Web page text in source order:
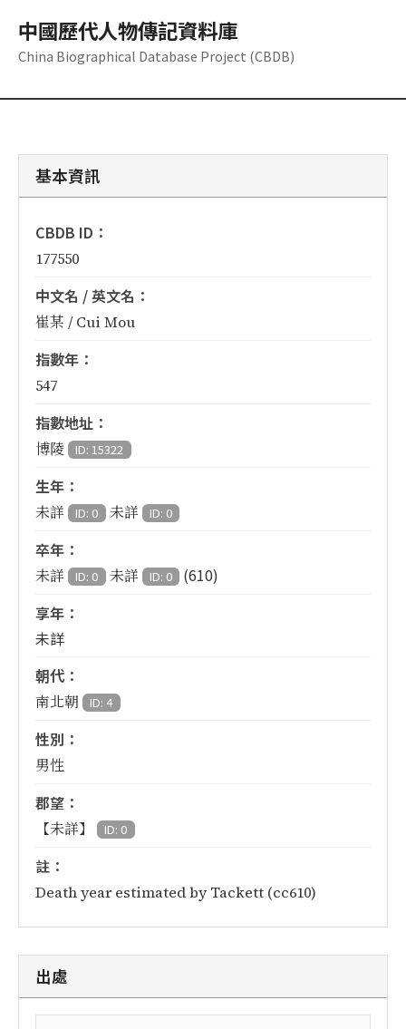
中國歷代人物傳記資料庫
China Biographical Database Project (CBDB)
基本資訊
CBDB ID：
177550
中文名 / 英文名：
崔某 / Cui Mou
指數年：
547
指數地址：
博陵 ID: 15322
生年：
未詳 ID: 0 未詳 ID: 0
卒年：
未詳 ID: 0 未詳 ID: 0
(610)
享年：
未詳
朝代：
南北朝 ID: 4
性別：
男性
郡望：
【未詳】 ID: 0
註：
Death year estimated by Tackett (cc610)
出處